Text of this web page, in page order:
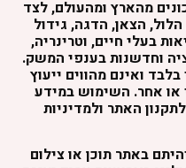
מהארץ ומהעולם, לצד
הצאן, הדגה, גידול
בעלי חיים, וטרינריה,
וחדשנות בענפי המשק.
ואינם מהווים ייעוץ
או אחר. השימוש במידע
האתר ולמדיניות
באתר תוכן או צילום